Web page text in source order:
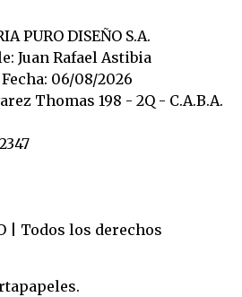
PURO DISEÑO S.A.
Juan Rafael Astibia
06/08/2026
Thomas 198 - 2Q - C.A.B.A.
| Todos los derechos